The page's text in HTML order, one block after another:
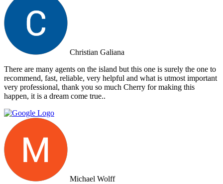
Christian Galiana
There are many agents on the island but this one is surely the one to
recommend, fast, reliable, very helpful and what is utmost important
very professional, thank you so much Cherry for making this
happen, it is a dream come true..
Michael Wolff